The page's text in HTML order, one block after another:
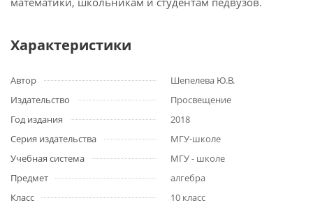
Характеристики
Автор
Шепелева Ю.В.
Издательство
Просвещение
Год издания
2018
Серия издательства
МГУ-школе
Учебная система
МГУ - школе
Предмет
алгебра
Класс
10 класс